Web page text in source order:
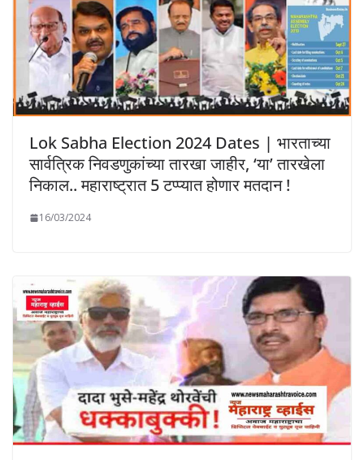
Lok Sabha Election 2024 Dates | भारताच्या
सार्वत्रिक निवडणुकांच्या तारखा जाहीर, ‘या’ तारखेला
निकाल.. महाराष्ट्रात 5 टप्प्यात होणार मतदान !
16/03/2024